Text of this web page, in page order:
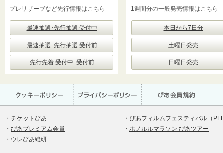
プレリザーブなど先行情報はこちら
最速抽選･先行抽選 受付中
最速抽選･先行抽選 受付前
先行先着 受付中･受付前
1週間分の一般発売情報はこちら
本日から7日分
土曜日発売
日曜日発売
・ チケットぴあ
・ ぴあプレミアム会員
・ ウレぴあ総研
・ ぴあフィルムフェスティバル（
・ ホノルルマラソン ぴあツアー